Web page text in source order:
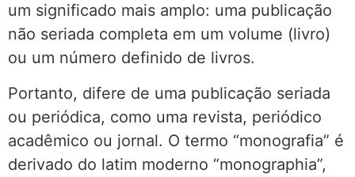
um significado mais amplo: uma publicação
não seriada completa em um volume (livro)
ou um número definido de livros.
Portanto, difere de uma publicação seriada
ou periódica, como uma revista, periódico
acadêmico ou jornal. O termo “monografia” é
derivado do latim moderno “monographia”,